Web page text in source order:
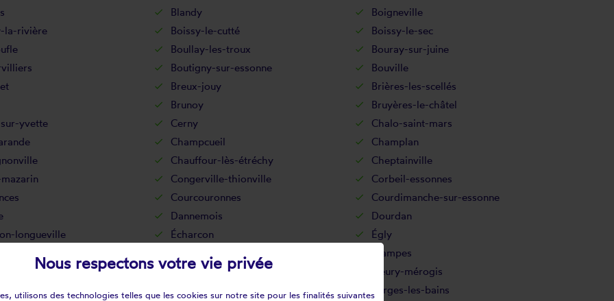
Blandy
Boigneville
la-rivière Boissy-le-cutté
Boissy-le-sec
Boullay-les-troux
Bouray-sur-juine
Boutigny-sur-essonne
Bouville
Breux-jouy
Brières-les-scellés
Brunoy
Bruyères-le-châtel
yvette Cerny
Chalo-saint-mars
Champcueil
Champlan
Chauffour-lès-étréchy
Cheptainville
Congerville-thionville
Corbeil-essonnes
Courcouronnes
Courdimanche-sur-essonne
Dannemois
Dourdan
longueville Écharcon
Égly
Étampes
Évry
Fleury-mérogis
le-vicomte Fontenay-lès-briis
Forges-les-bains
Nous respectons votre vie privée
utilisons des technologies telles que les cookies sur notre site pour les finalités suivantes